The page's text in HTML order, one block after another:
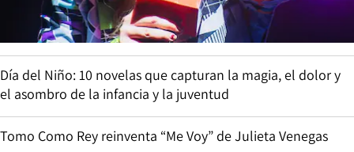
Día del Niño: 10 novelas que capturan la magia, el dolor y
el asombro de la infancia y la juventud
Tomo Como Rey reinventa “Me Voy” de Julieta Venegas